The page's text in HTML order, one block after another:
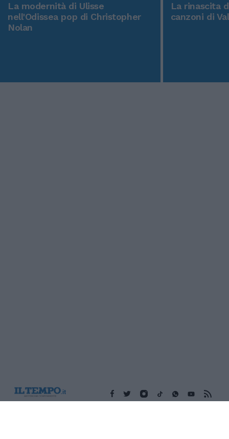
La modernità di Ulisse
nell'Odissea pop di Christopher
Nolan
La rinascita
canzoni di